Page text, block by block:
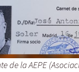
de la AEPE